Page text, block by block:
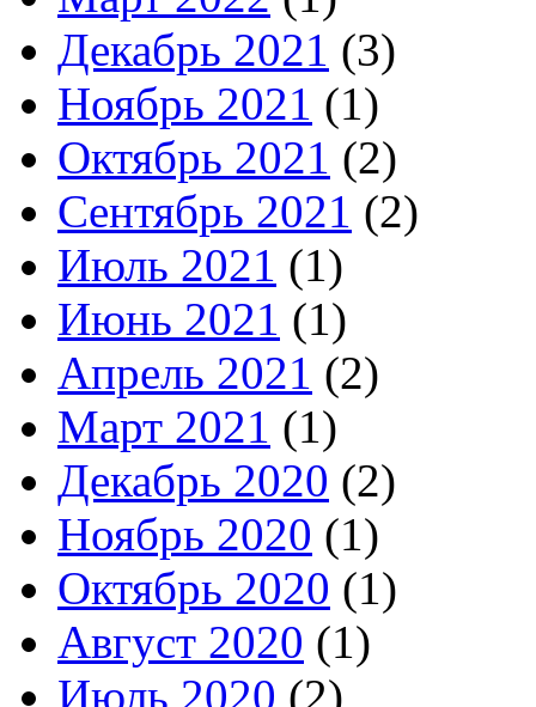
Декабрь 2021 (3)
Ноябрь 2021 (1)
Октябрь 2021 (2)
Сентябрь 2021 (2)
Июль 2021 (1)
Июнь 2021 (1)
Апрель 2021 (2)
Март 2021 (1)
Декабрь 2020 (2)
Ноябрь 2020 (1)
Октябрь 2020 (1)
Август 2020 (1)
Июль 2020 (2)